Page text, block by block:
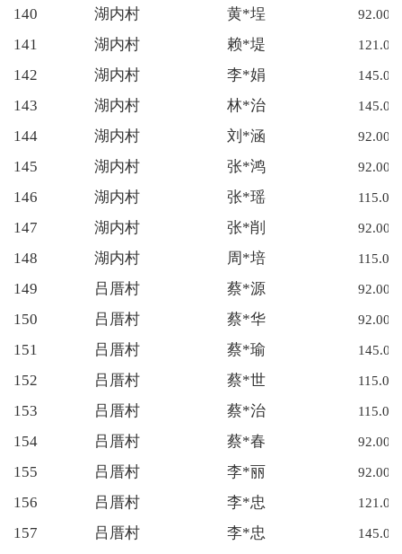
140 湖内村 黄*埕 92.00
141 湖内村 赖*堤 121.00
142 湖内村 李*娟 145.00
143 湖内村 林*治 145.00
144 湖内村 刘*涵 92.00
145 湖内村 张*鸿 92.00
146 湖内村 张*瑶 115.00
147 湖内村 张*削 92.00
148 湖内村 周*培 115.00
149 吕厝村 蔡*源 92.00
150 吕厝村 蔡*华 92.00
151 吕厝村 蔡*瑜 145.00
152 吕厝村 蔡*世 115.00
153 吕厝村 蔡*治 115.00
154 吕厝村 蔡*春 92.00
155 吕厝村 李*丽 92.00
156 吕厝村 李*忠 121.00
157 吕厝村 李*忠 145.00